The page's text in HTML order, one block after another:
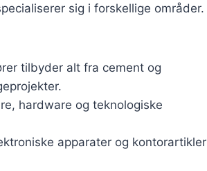
sig i forskellige områder.
tilbyder alt fra cement og
hardware og teknologiske
apparater og kontorartikler